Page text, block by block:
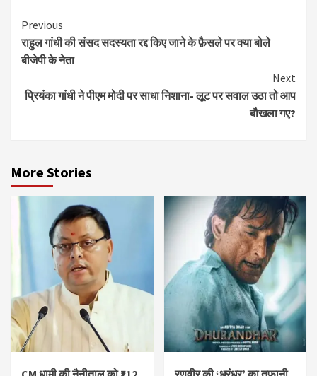
Continue
Reading
Previous
राहुल गांधी की संसद सदस्यता रद्द किए जाने के फ़ैसले पर क्या बोले
बीजेपी के नेता
Next
प्रियंका गांधी ने पीएम मोदी पर साधा निशाना- लूट पर सवाल उठा तो आप
बौखला गए?
More Stories